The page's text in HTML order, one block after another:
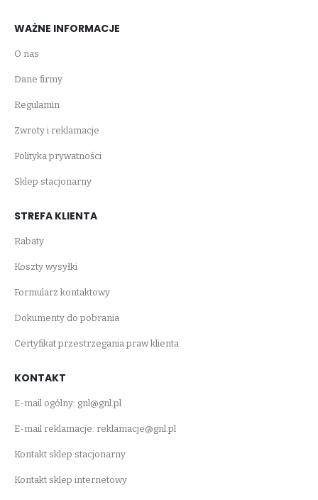
WAŻNE INFORMACJE
O nas
Dane firmy
Regulamin
Zwroty i reklamacje
Polityka prywatności
Sklep stacjonarny
STREFA KLIENTA
Rabaty
Koszty wysyłki
Formularz kontaktowy
Dokumenty do pobrania
Certyfikat przestrzegania praw klienta
KONTAKT
E-mail ogólny: gnl@gnl.pl
E-mail reklamacje: reklamacje@gnl.pl
Kontakt sklep stacjonarny
Kontakt sklep internetowy